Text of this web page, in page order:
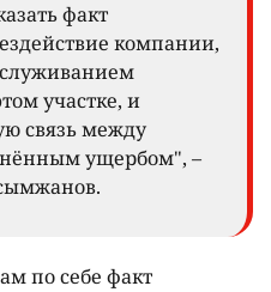
факт
компании,
участке, и
связь между
ущербом", –
по себе факт